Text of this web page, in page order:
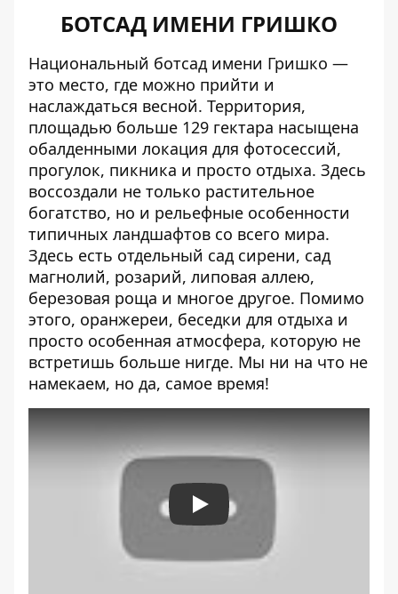
БОТСАД ИМЕНИ ГРИШКО
Национальный ботсад имени Гришко —
это место, где можно прийти и
наслаждаться весной. Территория,
площадью больше 129 гектара насыщена
обалденными локация для фотосессий,
прогулок, пикника и просто отдыха. Здесь
воссоздали не только растительное
богатство, но и рельефные особенности
типичных ландшафтов со всего мира.
Здесь есть отдельный сад сирени, сад
магнолий, розарий, липовая аллею,
березовая роща и многое другое. Помимо
этого, оранжереи, беседки для отдыха и
просто особенная атмосфера, которую не
встретишь больше нигде. Мы ни на что не
намекаем, но да, самое время!
Play